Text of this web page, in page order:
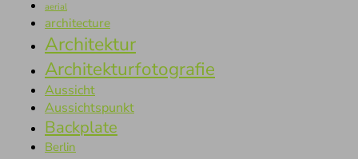
aerial
architecture
Architektur
Architekturfotografie
Aussicht
Aussichtspunkt
Backplate
Berlin